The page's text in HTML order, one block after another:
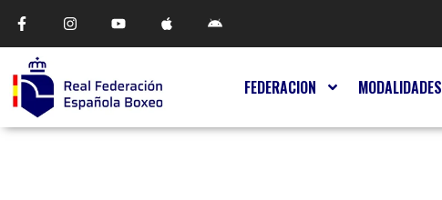
FEDERACION MODALIDADES